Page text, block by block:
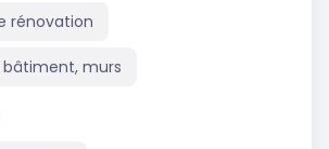
rénovation
murs